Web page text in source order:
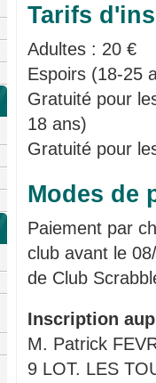
Tarifs
Adultes : 20 €
Espoirs (18-25
Gratuité pour
18 ans)
Gratuité pour
Modes de
Paiement par
club avant le
de Club
Inscription
M. Patrick
9 LOT. LES